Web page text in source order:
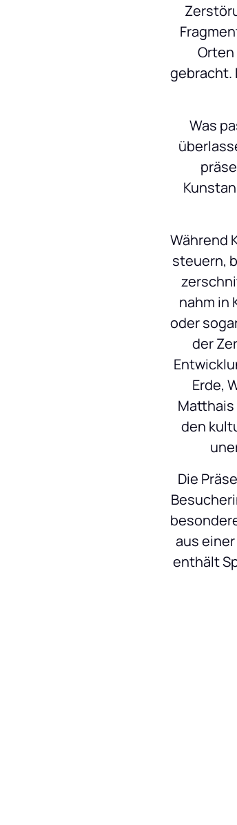
gebracht.
Was
Während
steuern,
nahm in
oder
der
Erde,
Matthais
den
Die
aus
enthält